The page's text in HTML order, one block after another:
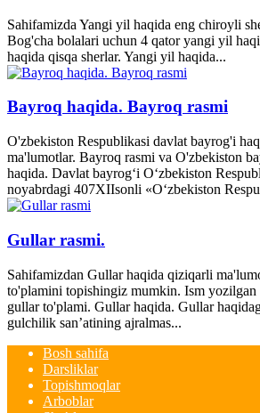
Sahifamizda Yangi yil haqida eng chiroyli
Bog'cha bolalari uchun 4 qator yangi yil
haqida qisqa sherlar. Yangi yil haqida...
Bayroq haqida. Bayroq rasmi
O'zbekiston Respublikasi davlat bayrog'i
ma'lumotlar. Bayroq rasmi va O'zbekiston
haqida. Davlat bayrog‘i O‘zbekiston
noyabrdagi 407­XII­sonli «O‘zbekiston
Gullar rasmi.
Sahifamizdan Gullar haqida qiziqarli
to'plamini topishingiz mumkin. Ism yozilgan
gullar to'plami. Gullar haqida. Gullar
gulchilik san’atining ajralmas...
Bosh sahifa
Darsliklar
Topishmoqlar
Arboblar